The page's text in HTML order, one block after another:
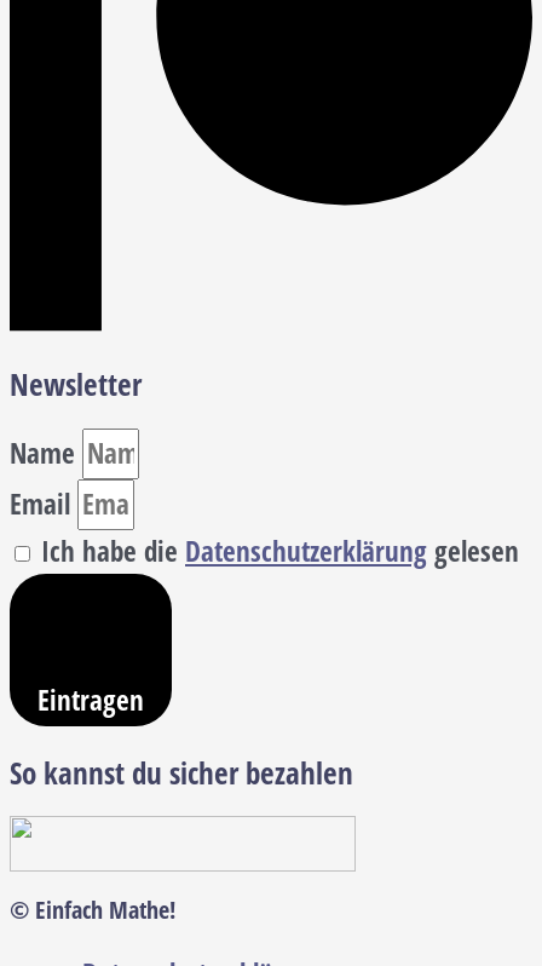
Newsletter
Name
Email
Ich habe die Datenschutzerklärunggelesen
Eintragen
So kannst du sicher bezahlen
© Einfach Mathe!